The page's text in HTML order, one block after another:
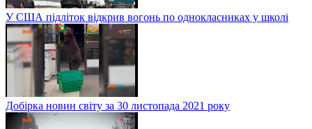
У США підліток відкрив вогонь по однокласниках у школі
Добірка новин світу за 30 листопада 2021 року